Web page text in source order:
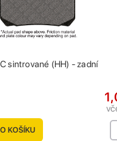
sintrované (HH) - zadní
KOŠÍKU